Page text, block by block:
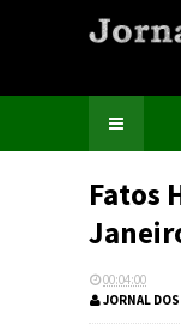
Fatos
00:04:00
JORNAL